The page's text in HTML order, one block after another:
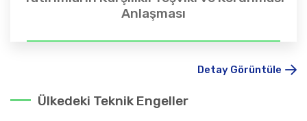
Anlaşması
Detay Görüntüle
Ülkedeki Teknik Engeller